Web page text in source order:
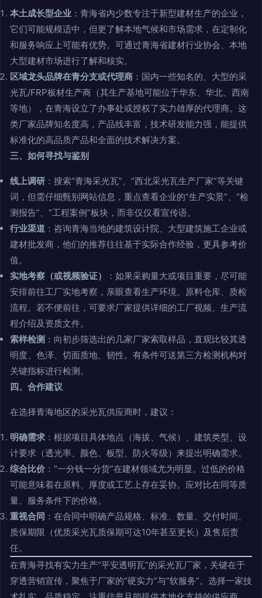
本土成长型企业 ：青海省内少数专注于新型建材生产的企业，
它们可能规模适中，但更了解本地气候和市场需求，在定制化
和服务响应上可能有优势。可通过青海省建材行业协会、本地
大型建材市场进行了解和核实。
区域龙头品牌在青分支或代理商 ：国内一些知名的、大型的采
光瓦/FRP板材生产商（其生产基地可能位于华东、华北、西南
等地），在青海设立了办事处或授权了实力雄厚的代理商。这
类厂家品牌知名度高，产品线丰富，技术研发能力强，能提供
标准化的高品质产品和全面的技术解决方案。
三、如何寻找与鉴别
线上调研 ：搜索“青海采光瓦”、“西北采光瓦生产厂家”等关键
词，但需仔细甄别网站信息，重点查看企业的“生产实景”、“检
测报告”、“工程案例”板块，而非仅仅看宣传语。
行业渠道 ：咨询青海当地的建筑设计院、大型建筑施工企业或
建材批发商，他们的推荐往往基于实际合作经验，更具参考价
值。
实地考察（或视频验证）
：如果采购量大或项目重要，尽可能
安排前往工厂实地考察，亲眼查看生产环境、原料仓库、质检
流程。若不便前往，可要求厂家提供详细的工厂视频、生产流
程介绍及资质文件。
索样检测 ：向初步筛选出的几家厂家索取样品，直观比较其透
明度、色泽、切面质地、韧性。有条件可送第三方检测机构对
关键指标进行检测。
四、合作建议
在选择青海地区的采光瓦供应商时，建议：
明确需求 ：根据项目具体地点（海拔、气候）、建筑类型、设
计要求（透光率、颜色、板型、防火等级）来提出明确需求。
综合比价 ：“一分钱一分货”在建材领域尤为明显。过低的价格
可能意味着在原料、厚度或工艺上存在妥协。应对比在同等质
量、服务条件下的价格。
重视合同 ：在合同中明确产品规格、标准、数量、交付时间、
质保期限（优质采光瓦质保期可达10年甚至更长）及售后责
任。
在青海寻找有实力生产“平安透明瓦”的采光瓦厂家，关键在于
穿透营销宣传，聚焦于厂家的“硬实力”与“软服务”。选择一家技